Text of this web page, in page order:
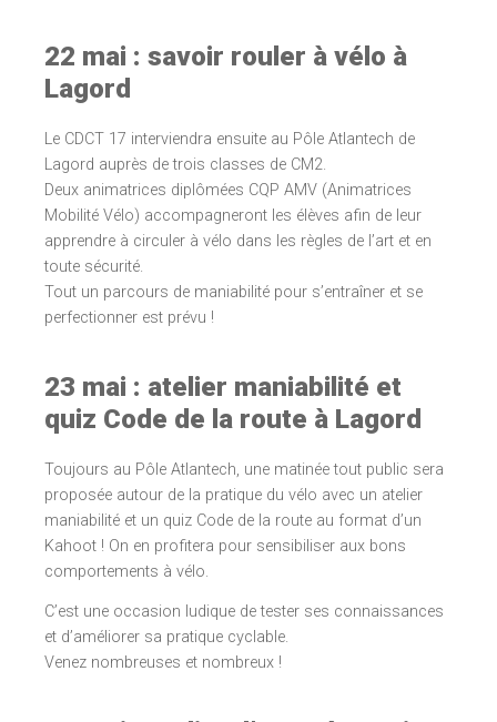
22 mai : savoir rouler à vélo à
Lagord
Le CDCT 17 interviendra ensuite au Pôle Atlantech de
Lagord auprès de trois classes de CM2.
Deux animatrices diplômées CQP AMV (Animatrices
Mobilité Vélo) accompagneront les élèves afin de leur
apprendre à circuler à vélo dans les règles de l’art et en
toute sécurité.
Tout un parcours de maniabilité pour s’entraîner et se
perfectionner est prévu !
23 mai : atelier maniabilité et
quiz Code de la route à Lagord
Toujours au Pôle Atlantech, une matinée tout public sera
proposée autour de la pratique du vélo avec un atelier
maniabilité et un quiz Code de la route au format d’un
Kahoot ! On en profitera pour sensibiliser aux bons
comportements à vélo.
C’est une occasion ludique de tester ses connaissances
et d’améliorer sa pratique cyclable.
Venez nombreuses et nombreux !